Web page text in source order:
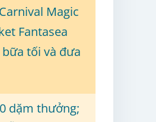
Magic
Fantasea
tối và đưa
dặm thưởng;